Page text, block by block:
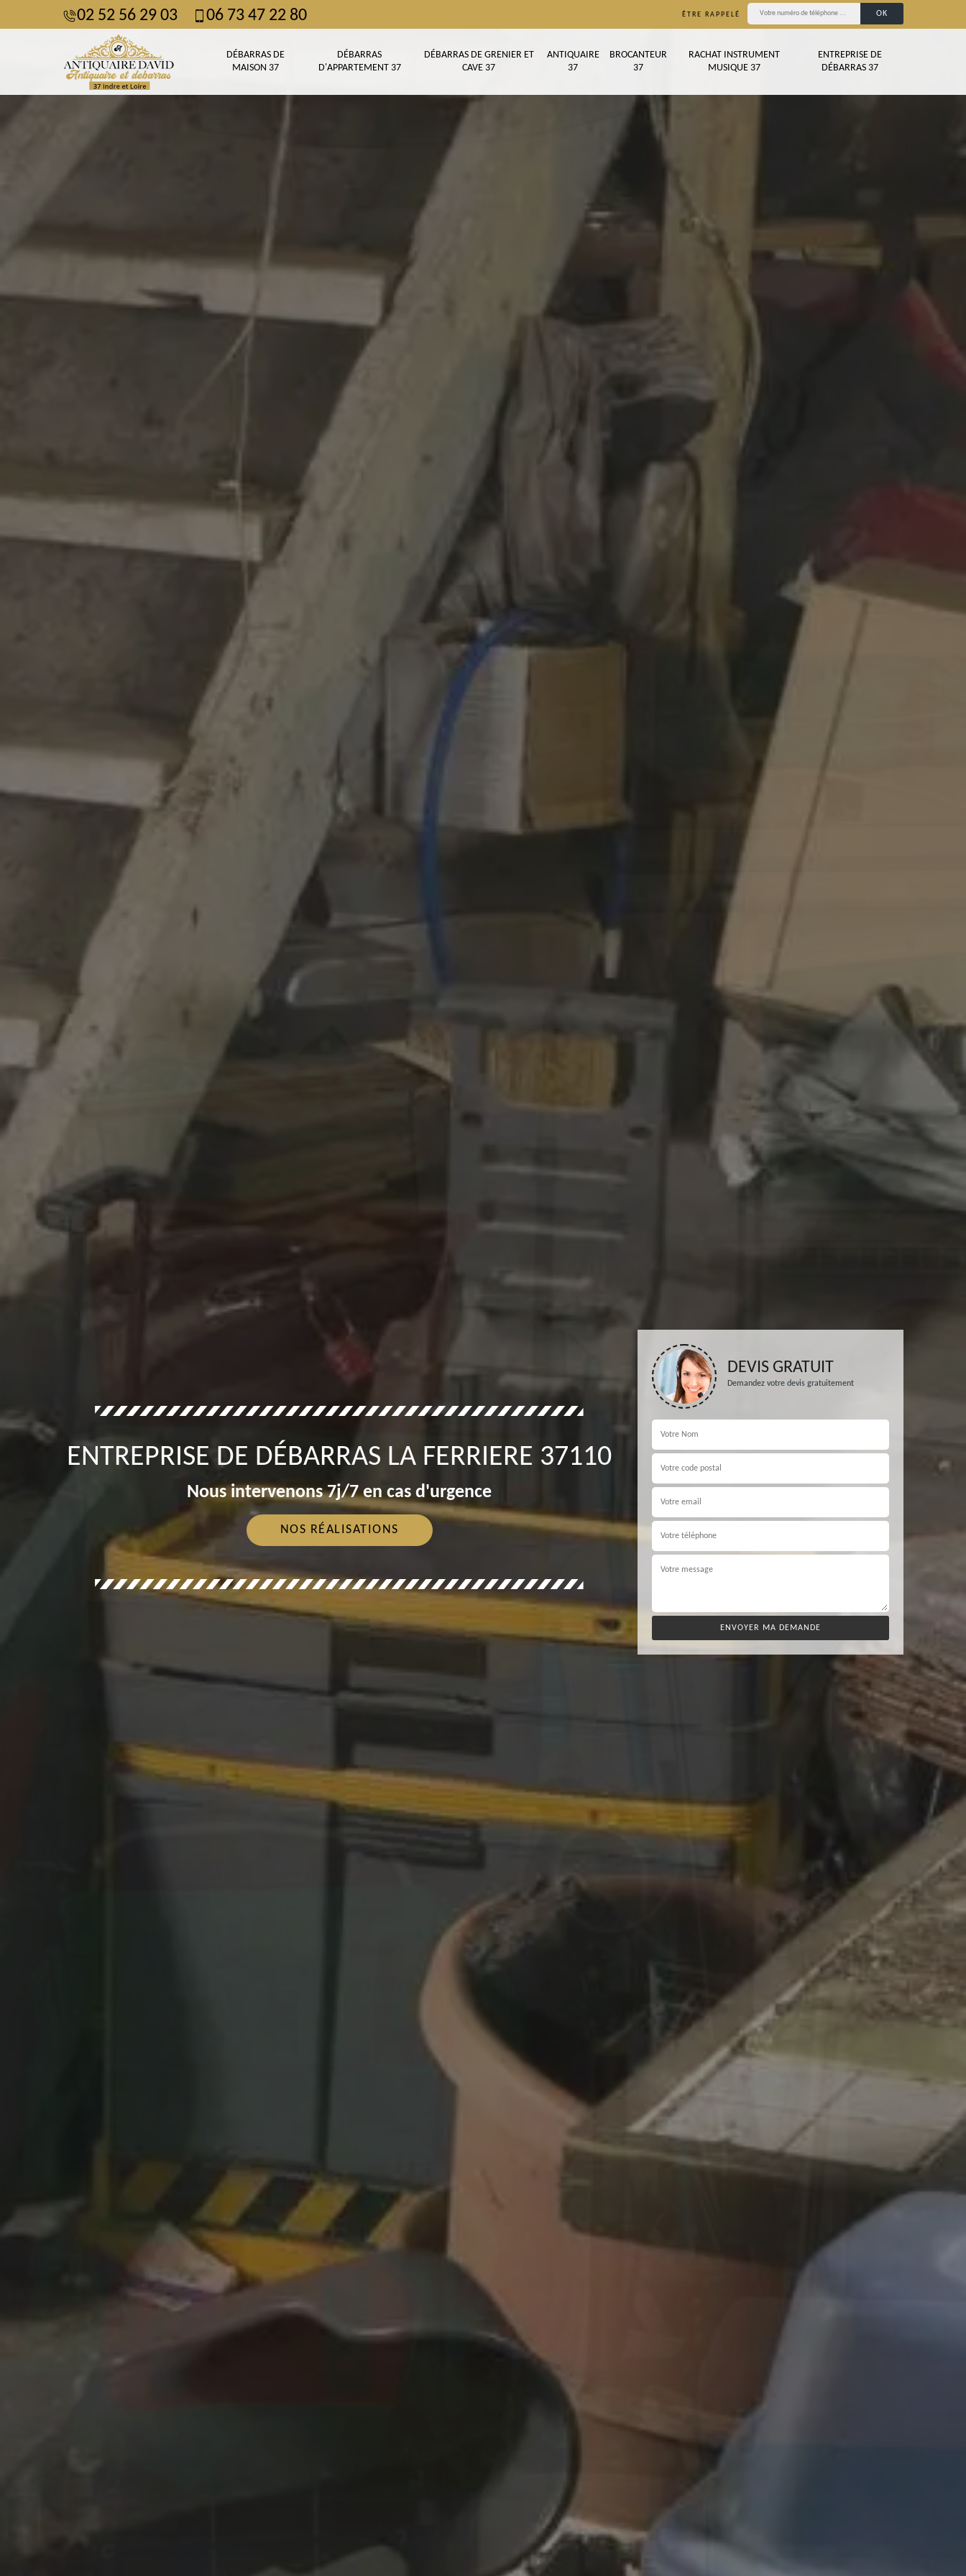
02 52 56 29 03 06 73 47 22 80 ÊTRE RAPPELÉ
DÉBARRAS DE
MAISON 37
DÉBARRAS
D'APPARTEMENT 37
DÉBARRAS DE GRENIER ET
CAVE 37
ANTIQUAIRE
37
BROCANTEUR
37
RACHAT INSTRUMENT
MUSIQUE 37
ENTREPRISE DE
DÉBARRAS 37
ENTREPRISE DE DÉBARRAS LA FERRIERE 37110
Nous intervenons 7j/7 en cas d'urgence
NOS RÉALISATIONS
DEVIS GRATUIT
Demandez votre devis gratuitement